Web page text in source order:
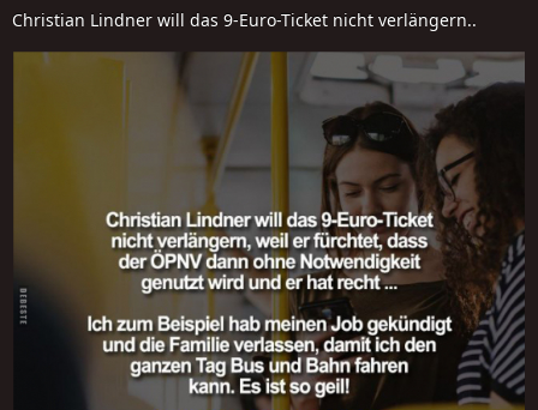
Christian Lindner will das 9-Euro-Ticket nicht verlängern..